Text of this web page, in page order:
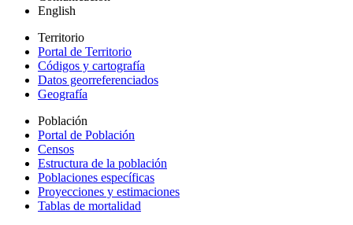
English
Territorio
Portal de Territorio
Códigos y cartografía
Datos georreferenciados
Geografía
Población
Portal de Población
Censos
Estructura de la población
Poblaciones específicas
Proyecciones y estimaciones
Tablas de mortalidad